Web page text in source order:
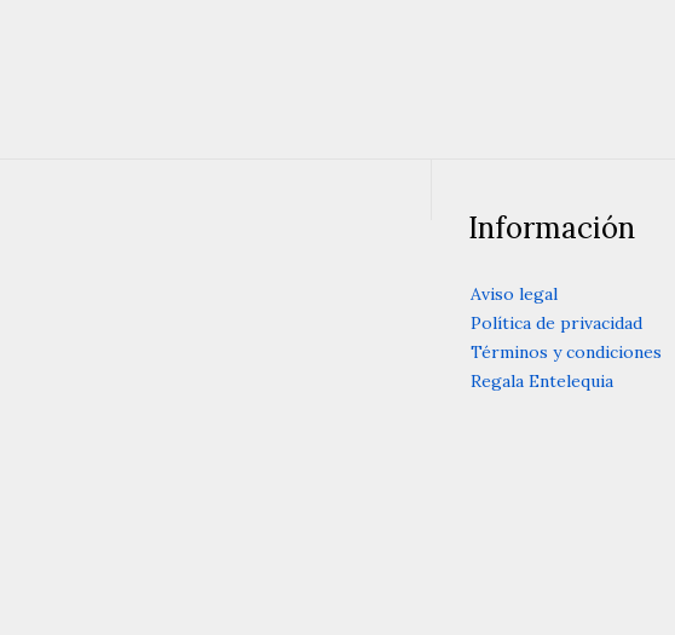
Información
Aviso legal
Política de privacidad
Términos y condiciones
Regala Entelequia